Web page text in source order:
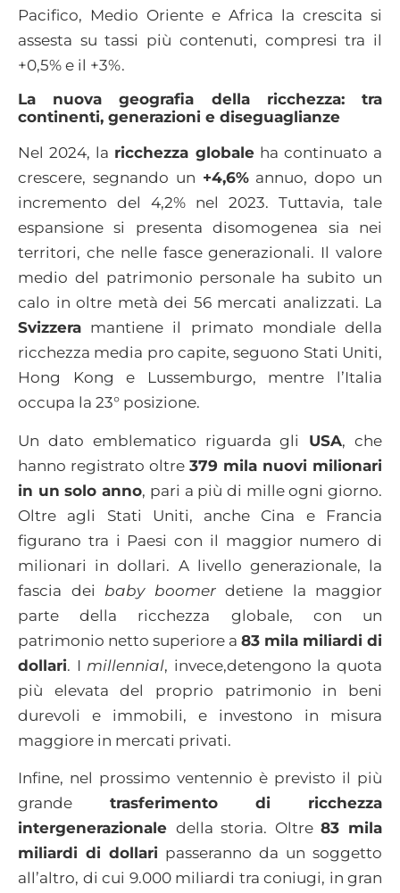
Pacifico, Medio Oriente e Africa la crescita si
assesta su tassi più contenuti, compresi tra il
+0,5% e il +3%.
La nuova geografia della ricchezza: tra
continenti, generazioni e diseguaglianze
Nel 2024, la ricchezza globaleha continuato a
crescere, segnando un +4,6%annuo, dopo un
incremento del 4,2% nel 2023. Tuttavia, tale
espansione si presenta disomogenea sia nei
territori, che nelle fasce generazionali. Il valore
medio del patrimonio personale ha subito un
calo in oltre metà dei 56 mercati analizzati. La
Svizzera mantiene il primato mondiale della
ricchezza media pro capite, seguono Stati Uniti,
Hong Kong e Lussemburgo, mentre l’Italia
occupa la 23° posizione.
Un dato emblematico riguarda gli USA, che
hanno registrato oltre 379 mila nuovi milionari
in un solo anno, pari a più di mille ogni giorno.
Oltre agli Stati Uniti, anche Cina e Francia
figurano tra i Paesi con il maggior numero di
milionari in dollari. A livello generazionale, la
fascia dei baby boomerdetiene la maggior
parte della ricchezza globale, con un
patrimonio netto superiore a 83 mila miliardi di
dollari. I millennial, invece,detengono la quota
più elevata del proprio patrimonio in beni
durevoli e immobili, e investono in misura
maggiore in mercati privati.
Infine, nel prossimo ventennio è previsto il più
grande trasferimento di ricchezza
intergenerazionale della storia. Oltre83 mila
miliardi di dollari passeranno da un soggetto
all’altro, di cui 9.000 miliardi tra coniugi, in gran